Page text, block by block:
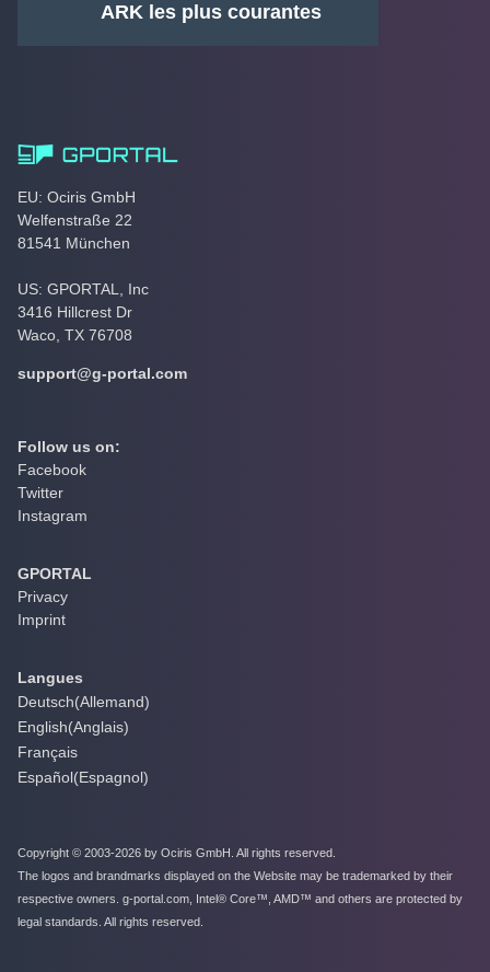
ARK les plus courantes
EU: Ociris GmbH
Welfenstraße 22
81541 München
US: GPORTAL, Inc
3416 Hillcrest Dr
Waco, TX 76708
support@g-portal.com
Follow us on:
Facebook
Twitter
Instagram
GPORTAL
Privacy
Imprint
Langues
Deutsch(Allemand)
English(Anglais)
Français
Español(Espagnol)
Copyright © 2003-2026 by Ociris GmbH. All rights reserved.
The logos and brandmarks displayed on the Website may be trademarked by their
respective owners. g-portal.com, Intel® Core™, AMD™ and others are protected by
legal standards. All rights reserved.